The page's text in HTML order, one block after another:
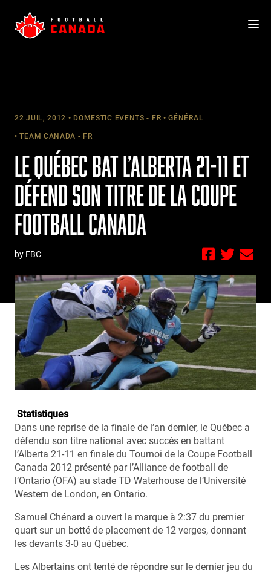
content
22 JUIL, 2012 DOMESTIC EVENTS - FR GÉNÉRAL
TEAM CANADA - FR
LE QUÉBEC BAT L’ALBERTA 21-11 ET
DÉFEND SON TITRE DE LA COUPE
FOOTBALL CANADA
by FBC
Statistiques
Dans une reprise de la finale de l’an dernier, le Québec a
défendu son titre national avec succès en battant
l’Alberta 21-11 en finale du Tournoi de la Coupe Football
Canada 2012 présenté par l’Alliance de football de
l’Ontario (OFA) au stade TD Waterhouse de l’Université
Western de London, en Ontario.
Samuel Chénard a ouvert la marque à 2:37 du premier
quart sur un botté de placement de 12 verges, donnant
les devants 3-0 au Québec.
Les Albertains ont tenté de répondre sur le dernier jeu du